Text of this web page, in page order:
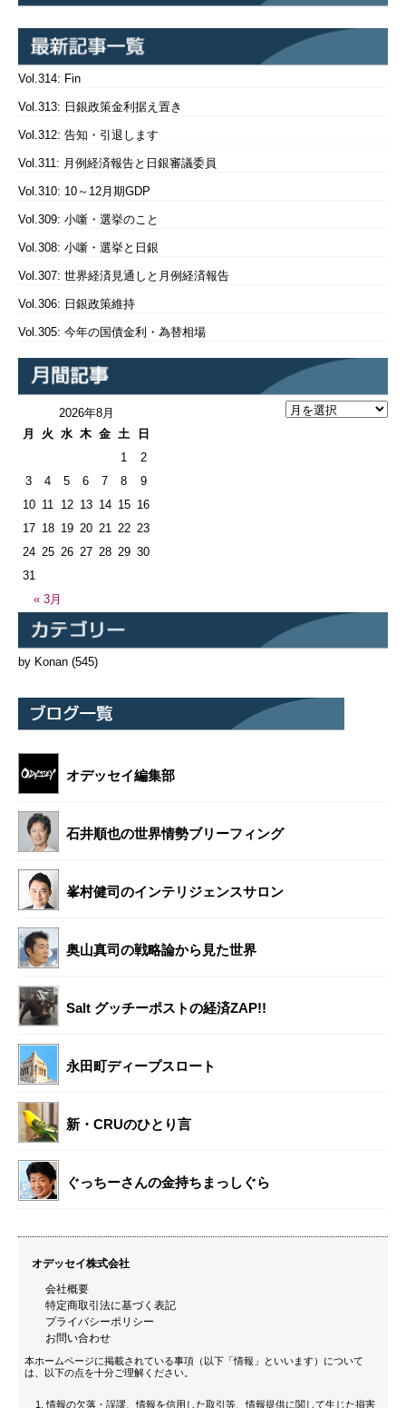
Vol.314: Fin
Vol.313: 日銀政策金利据え置き
Vol.312: 告知・引退します
Vol.311: 月例経済報告と日銀審議委員
Vol.310: 10～12月期GDP
Vol.309: 小噺・選挙のこと
Vol.308: 小噺・選挙と日銀
Vol.307: 世界経済見通しと月例経済報告
Vol.306: 日銀政策維持
Vol.305: 今年の国債金利・為替相場
2026年8月
月
火 水 木 金 土 日
« 3月
1
2
3
4 5 6 7 8
9
10 11 12 13 14 15 16
17 18 19 20 21 22 23
24 25 26 27 28 29 30
31
by Konan (545)
オデッセイ編集部
石井順也の世界情勢ブリーフィング
峯村健司のインテリジェンスサロン
奥山真司の戦略論から見た世界
Salt グッチーポストの経済ZAP!!
永田町ディープスロート
新・CRUのひとり言
ぐっちーさんの金持ちまっしぐら
オデッセイ株式会社
会社概要
特定商取引法に基づく表記
プライバシーポリシー
お問い合わせ
本ホームページに掲載されている事項（以下「情報」といいます）について
は、以下の点を十分ご理解ください。
情報の欠落・誤謬、情報を信用した取引等、情報提供に関して生じた損害